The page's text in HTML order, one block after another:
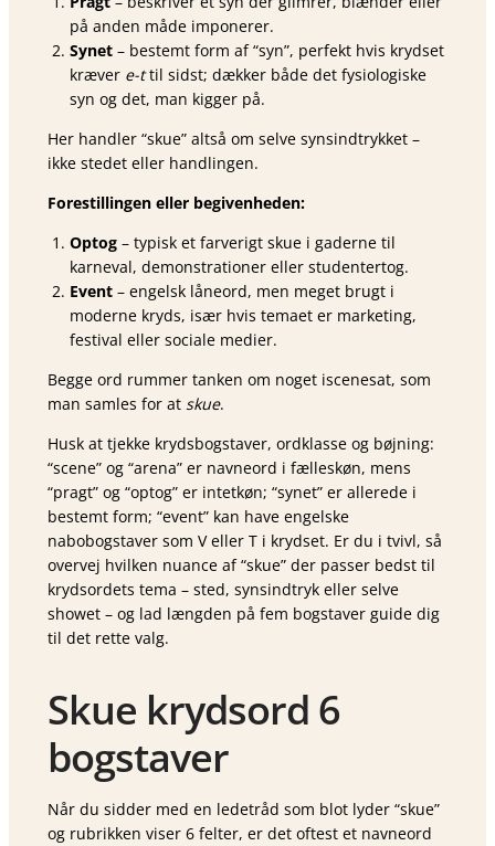
på anden måde imponerer.
Synet – bestemt form af “syn”, perfekt hvis krydset
kræver e-ttil sidst; dækker både det fysiologiske
syn og det, man kigger på.
Her handler “skue” altså om selve synsindtrykket –
ikke stedet eller handlingen.
Forestillingen eller begivenheden:
Optog – typisk et farverigt skue i gaderne til
karneval, demonstrationer eller studentertog.
Event – engelsk låneord, men meget brugt i
moderne kryds, især hvis temaet er marketing,
festival eller sociale medier.
Begge ord rummer tanken om noget iscenesat, som
man samles for at skue.
Husk at tjekke krydsbogstaver, ordklasse og bøjning:
“scene” og “arena” er navneord i fælleskøn, mens
“pragt” og “optog” er intetkøn; “synet” er allerede i
bestemt form; “event” kan have engelske
nabobogstaver som V eller T i krydset. Er du i tvivl, så
overvej hvilken nuance af “skue” der passer bedst til
krydsordets tema – sted, synsindtryk eller selve
showet – og lad længden på fem bogstaver guide dig
til det rette valg.
Skue krydsord 6
bogstaver
Når du sidder med en ledetråd som blot lyder “skue”
og rubrikken viser 6 felter, er det oftest et navneord